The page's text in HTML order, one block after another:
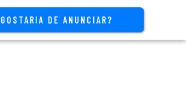
GOSTARIA DE ANUNCIAR?